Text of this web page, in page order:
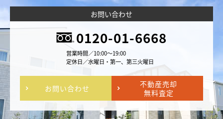
お問い合わせ
0120-01-6668
営業時間／10:00～19:00
定休日／水曜日・第一、第三火曜日
お問い合わせ
不動産売却
無料査定